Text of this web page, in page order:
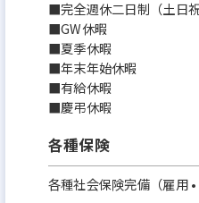
■完全週休二日制（土日祝
■GW休暇
■夏季休暇
■年末年始休暇
■有給休暇
■慶弔休暇
各種保険
各種社会保険完備（雇用 •